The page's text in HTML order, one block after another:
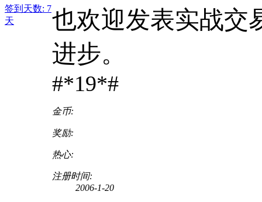
签到天数: 7
天
也欢迎发表实战交
进步。
#*19*#
金币:
奖励:
热心:
注册时间:
2006-1-20